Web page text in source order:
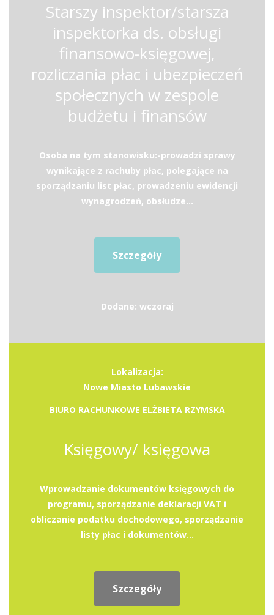
Starszy inspektor/starsza
inspektorka ds. obsługi
finansowo-księgowej,
rozliczania płac i ubezpieczeń
społecznych w zespole
budżetu i finansów
Osoba na tym stanowisku:-prowadzi sprawy
wynikające z rachuby płac, polegające na
sporządzaniu list płac, prowadzeniu ewidencji
wynagrodzeń, obsłudze...
Szczegóły
Dodane: wczoraj
Lokalizacja:
Nowe Miasto Lubawskie
BIURO RACHUNKOWE ELŻBIETA RZYMSKA
Księgowy/ księgowa
Wprowadzanie dokumentów księgowych do
programu, sporządzanie deklaracji VAT i
obliczanie podatku dochodowego, sporządzanie
listy płac i dokumentów...
Szczegóły